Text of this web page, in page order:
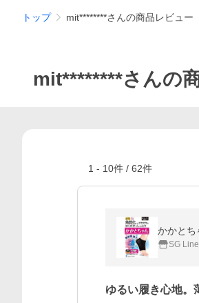
トップ mit********さんの商品レビュー
mit********さんの
1 - 10件 / 62件
かかとち
SG
ゆるい履き心地。